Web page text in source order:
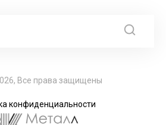
Все права защищены
конфиденциальности